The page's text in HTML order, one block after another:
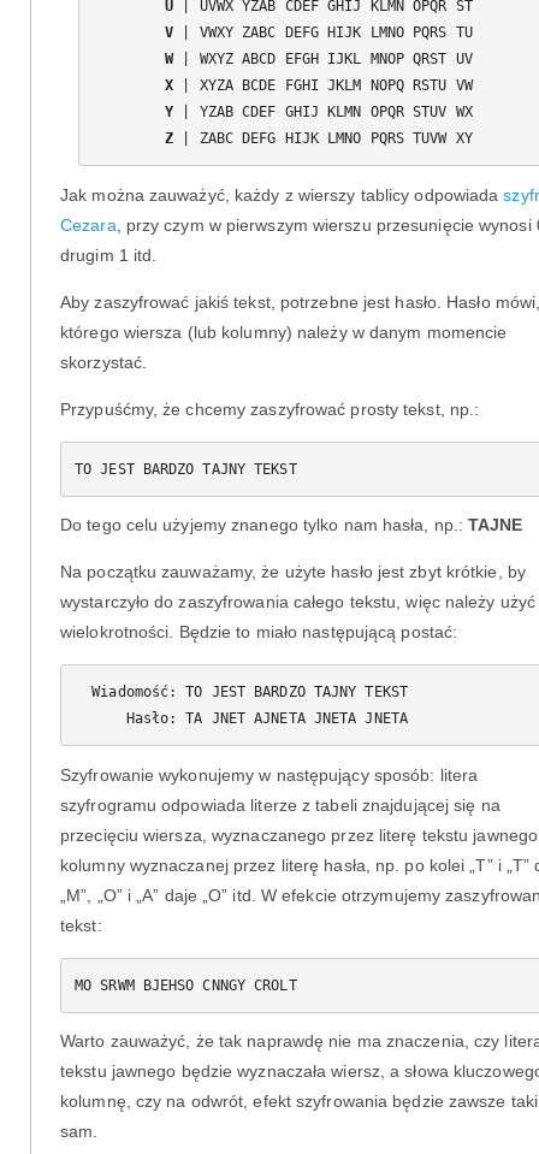
U
| UVWX YZAB CDEF GHIJ KLMN OPQR ST
V
| VWXY ZABC DEFG HIJK LMNO PQRS TU
W
| WXYZ ABCD EFGH IJKL MNOP QRST UV
X
| XYZA BCDE FGHI JKLM NOPQ RSTU VW
Y
| YZAB CDEF GHIJ KLMN OPQR STUV WX
Z
| ZABC DEFG HIJK LMNO PQRS TUVW XY
Jak można zauważyć, każdy z wierszy tablicy odpowiada
Cezara , przy czym w pierwszym wierszu przesunięcie wynosi
drugim 1 itd.
Aby zaszyfrować jakiś tekst, potrzebne jest hasło. Hasło
którego wiersza (lub kolumny) należy w danym momencie
skorzystać.
Przypuśćmy, że chcemy zaszyfrować prosty tekst, np.:
TO JEST BARDZO TAJNY TEKST
Do tego celu użyjemy znanego tylko nam hasła, np.:TAJNE
Na początku zauważamy, że użyte hasło jest zbyt krótkie, by
wystarczyło do zaszyfrowania całego tekstu, więc należy
wielokrotności. Będzie to miało następującą postać:
  Wiadomość: TO JEST BARDZO TAJNY TEKST
      Hasło: TA JNET AJNETA JNETA JNETA
Szyfrowanie wykonujemy w następujący sposób: litera
szyfrogramu odpowiada literze z tabeli znajdującej się na
przecięciu wiersza, wyznaczanego przez literę tekstu
kolumny wyznaczanej przez literę hasła, np. po kolei „T” i „T”
„M”, „O” i „A” daje „O” itd. W efekcie otrzymujemy
tekst:
MO SRWM BJEHSO CNNGY CROLT
Warto zauważyć, że tak naprawdę nie ma znaczenia, czy
tekstu jawnego będzie wyznaczała wiersz, a słowa
kolumnę, czy na odwrót, efekt szyfrowania będzie zawsze taki
sam.